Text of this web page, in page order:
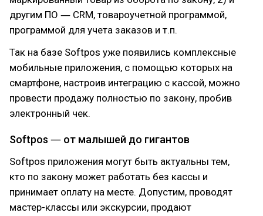
другим ПО ― CRM, товароучетной программой,
программой для учета заказов и т.п.
Так на базе Softpos уже появились комплексные
мобильные приложения, с помощью которых на
смартфоне, настроив интеграцию с кассой, можно
провести продажу полностью по закону, пробив
электронный чек.
Softpos ― от малышей до гигантов
Softpos приложения могут быть актуальны тем,
кто по закону может работать без кассы и
принимает оплату на месте. Допустим, проводят
мастер-классы или экскурсии, продают